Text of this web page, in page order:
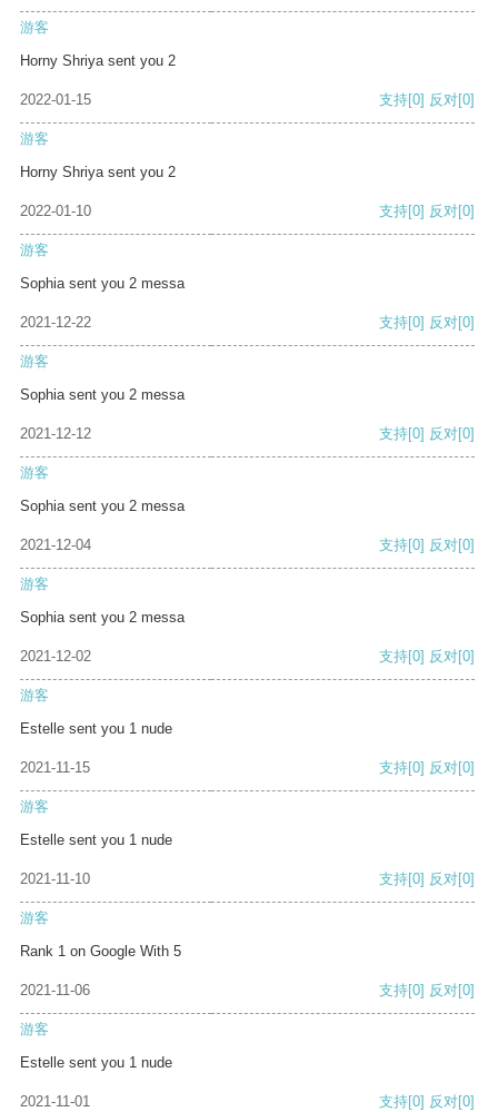
游客
Horny Shriya sent you 2
2022-01-15 支持[0] 反对[0]
游客
Horny Shriya sent you 2
2022-01-10 支持[0] 反对[0]
游客
Sophia sent you 2 messa
2021-12-22 支持[0] 反对[0]
游客
Sophia sent you 2 messa
2021-12-12 支持[0] 反对[0]
游客
Sophia sent you 2 messa
2021-12-04 支持[0] 反对[0]
游客
Sophia sent you 2 messa
2021-12-02 支持[0] 反对[0]
游客
Estelle sent you 1 nude
2021-11-15 支持[0] 反对[0]
游客
Estelle sent you 1 nude
2021-11-10 支持[0] 反对[0]
游客
Rank 1 on Google With 5
2021-11-06 支持[0] 反对[0]
游客
Estelle sent you 1 nude
2021-11-01 支持[0] 反对[0]